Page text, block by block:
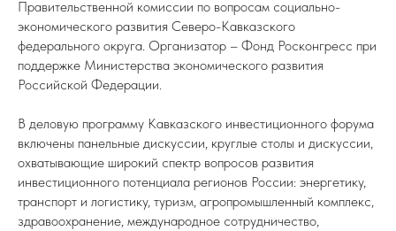
Правительственной комиссии по вопросам социально-
экономического развития Северо-Кавказского
федерального округа. Организатор – Фонд Росконгресс при
поддержке Министерства экономического развития
Российской Федерации.
В деловую программу Кавказского инвестиционного форума
включены панельные дискуссии, круглые столы и дискуссии,
охватывающие широкий спектр вопросов развития
инвестиционного потенциала регионов России: энергетику,
транспорт и логистику, туризм, агропромышленный комплекс,
здравоохранение, международное сотрудничество,